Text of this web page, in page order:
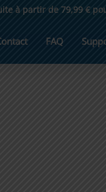
à partir de 79,99 €
FAQ